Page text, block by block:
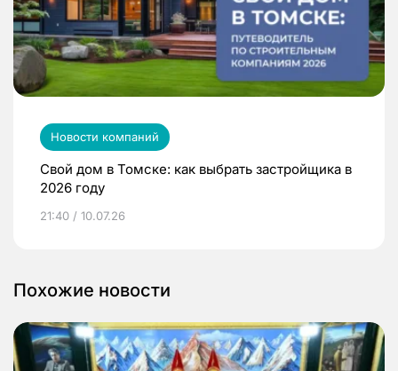
Новости компаний
Свой дом в Томске: как выбрать застройщика в
2026 году
21:40 / 10.07.26
Похожие новости